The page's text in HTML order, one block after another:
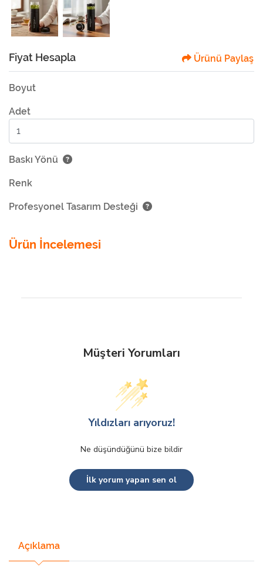
Fiyat Hesapla Ürünü Paylaş
Boyut
Adet
Baskı Yönü
Renk
Profesyonel Tasarım Desteği
Ürün İncelemesi
Müşteri Yorumları
Yıldızları arıyoruz!
Ne düşündüğünü bize bildir
İlk yorum yapan sen ol
Açıklama